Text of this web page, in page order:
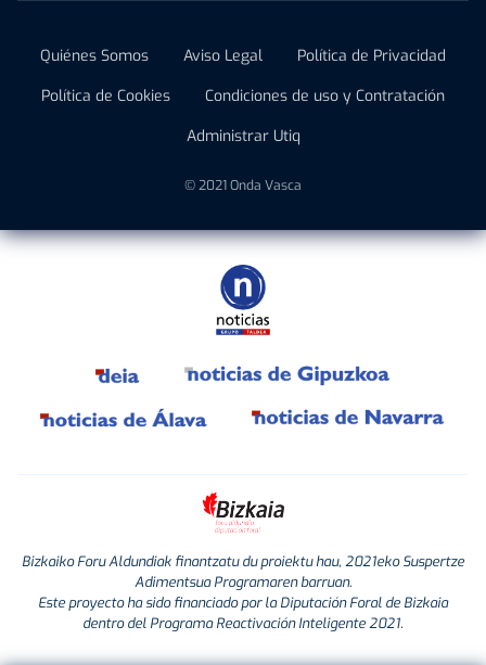
Quiénes Somos Aviso Legal
Política de Privacidad
Política de Cookies
Condiciones de uso y Contratación
Administrar Utiq
© 2021 Onda Vasca
Bizkaiko Foru Aldundiak finantzatu du proiektu hau, 2021eko Suspertze
Adimentsua Programaren barruan.
Este proyecto ha sido financiado por la Diputación Foral de Bizkaia
dentro del Programa Reactivación Inteligente 2021.